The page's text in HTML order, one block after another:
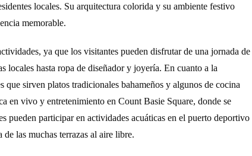
locales. Su arquitectura colorida y su ambiente festivo
memorable.
ya que los visitantes pueden disfrutar de una jornada de
locales hasta ropa de diseñador y joyería. En cuanto a la
que sirven platos tradicionales bahameños y algunos de cocina
en vivo y entretenimiento en Count Basie Square, donde se
pueden participar en actividades acuáticas en el puerto deportivo
las muchas terrazas al aire libre.